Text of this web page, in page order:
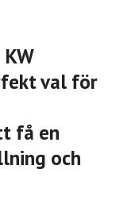
val för
få en
och